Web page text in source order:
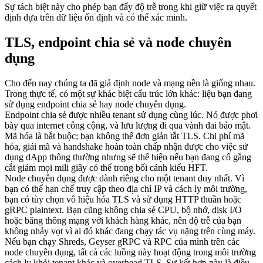
Sự tách biệt này cho phép bạn đẩy độ trễ trong khi giữ việc ra quyết
định dựa trên dữ liệu ổn định và có thể xác minh.
TLS, endpoint chia sẻ và node chuyên
dụng
Cho đến nay chúng ta đã giả định node và mạng nền là giống nhau.
Trong thực tế, có một sự khác biệt cấu trúc lớn khác: liệu bạn đang
sử dụng endpoint chia sẻ hay node chuyên dụng.
Endpoint chia sẻ được nhiều tenant sử dụng cùng lúc. Nó được phơi
bày qua internet công cộng, và lưu lượng đi qua vành đai bảo mật.
Mã hóa là bắt buộc; bạn không thể đơn giản tắt TLS. Chi phí mã
hóa, giải mã và handshake hoàn toàn chấp nhận được cho việc sử
dụng dApp thông thường nhưng sẽ thể hiện nếu bạn đang cố gắng
cắt giảm mọi mili giây có thể trong bối cảnh kiểu HFT.
Node chuyên dụng được dành riêng cho một tenant duy nhất. Vì
bạn có thể hạn chế truy cập theo địa chỉ IP và cách ly môi trường,
bạn có tùy chọn vô hiệu hóa TLS và sử dụng HTTP thuần hoặc
gRPC plaintext. Bạn cũng không chia sẻ CPU, bộ nhớ, disk I/O
hoặc băng thông mạng với khách hàng khác, nên độ trễ của bạn
không nhảy vọt vì ai đó khác đang chạy tác vụ nặng trên cùng máy.
Nếu bạn chạy Shreds, Geyser gRPC và RPC của mình trên các
node chuyên dụng, tất cả các luồng này hoạt động trong môi trường